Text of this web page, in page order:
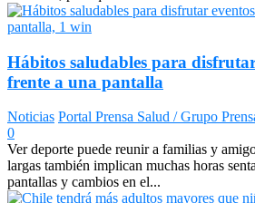
Hábitos saludables para
frente a una pantalla
Noticias Portal Prensa Salud / Grupo
0
Ver deporte puede reunir a familias y
largas también implican muchas horas
pantallas y cambios en el...